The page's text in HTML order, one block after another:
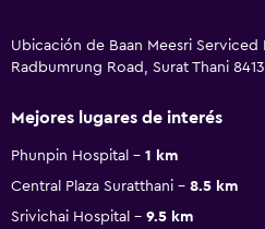
Ubicación de Baan Meesri Serviced
Radbumrung Road, Surat Thani
Mejores lugares de interés
Phunpin Hospital
1 km
Central Plaza Suratthani
8.5 km
Srivichai Hospital
9.5 km